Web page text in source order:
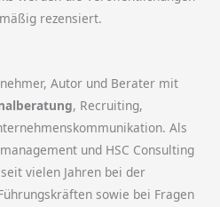
rezensiert.
Autor und Berater mit
, Recruiting,
Als
und HSC Consulting
vielen Jahren bei der
sowie bei Fragen